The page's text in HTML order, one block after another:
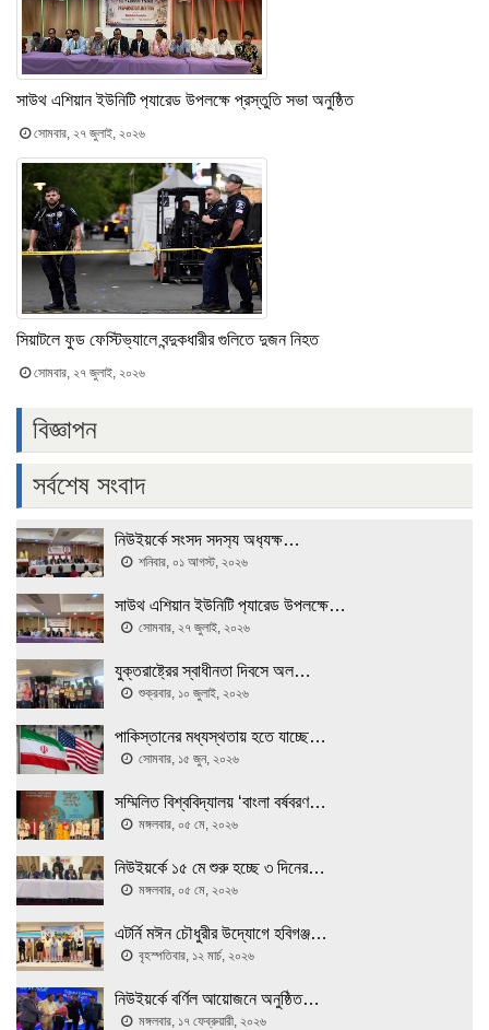
সাউথ এশিয়ান ইউনিটি প‍্যারেড উপলক্ষে প্রস্তুতি সভা অনুষ্ঠিত
সোমবার, ২৭ জুলাই, ২০২৬
সিয়াটলে ফুড ফেস্টিভ্যালে বন্দুকধারীর গুলিতে দুজন নিহত
সোমবার, ২৭ জুলাই, ২০২৬
বিজ্ঞাপন
সর্বশেষ সংবাদ
নিউইয়র্কে সংসদ সদস‍্য অধ‍্যক্ষ…
শনিবার, ০১ আগস্ট, ২০২৬
সাউথ এশিয়ান ইউনিটি প‍্যারেড উপলক্ষে…
সোমবার, ২৭ জুলাই, ২০২৬
যুক্তরাষ্ট্রের স্বাধীনতা দিবসে অল…
শুক্রবার, ১০ জুলাই, ২০২৬
পাকিস্তানের মধ্যস্থতায় হতে যাচ্ছে…
সোমবার, ১৫ জুন, ২০২৬
সম্মিলিত বিশ্ববিদ্যালয় ‘বাংলা বর্ষবরণ…
মঙ্গলবার, ০৫ মে, ২০২৬
নিউইয়র্কে ১৫ মে শুরু হচ্ছে ৩ দিনের…
মঙ্গলবার, ০৫ মে, ২০২৬
এটর্নি মঈন চৌধুরীর উদ্যোগে হবিগঞ্জ…
বৃহস্পতিবার, ১২ মার্চ, ২০২৬
নিউইয়র্কে বর্ণিল আয়োজনে অনুষ্ঠিত…
মঙ্গলবার, ১৭ ফেব্রুয়ারী, ২০২৬